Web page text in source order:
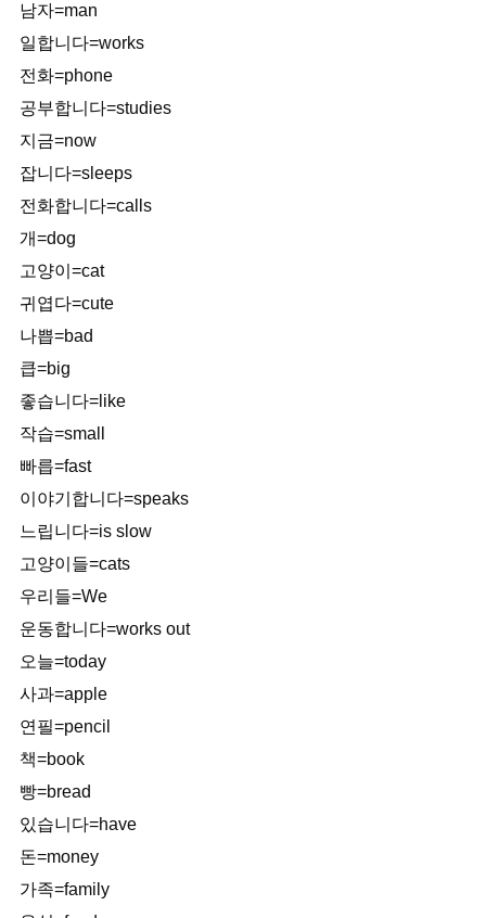
남자=man
일합니다=works
전화=phone
공부합니다=studies
지금=now
잡니다=sleeps
전화합니다=calls
개=dog
고양이=cat
귀엽다=cute
나쁩=bad
큽=big
좋습니다=like
작습=small
빠릅=fast
이야기합니다=speaks
느립니다=is slow
고양이들=cats
우리들=We
운동합니다=works out
오늘=today
사과=apple
연필=pencil
책=book
빵=bread
있습니다=have
돈=money
가족=family